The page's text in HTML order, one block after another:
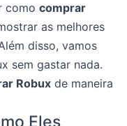
como comprar
as melhores
disso, vamos
sem gastar nada.
Robux de maneira
Eles